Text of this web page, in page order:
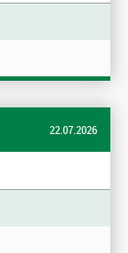
22.07.2026